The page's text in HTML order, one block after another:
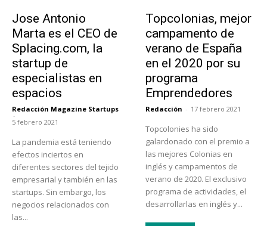
Jose Antonio
Marta es el CEO de
Splacing.com, la
startup de
especialistas en
espacios
Redacción Magazine Startups
-
5 febrero 2021
La pandemia está teniendo
efectos inciertos en
diferentes sectores del tejido
empresarial y también en las
startups. Sin embargo, los
negocios relacionados con
las...
Topcolonias, mejor
campamento de
verano de España
en el 2020 por su
programa
Emprendedores
Redacción - 17 febrero 2021
Topcolonies ha sido
galardonado con el premio a
las mejores Colonias en
inglés y campamentos de
verano de 2020. El exclusivo
programa de actividades, el
desarrollarlas en inglés y...